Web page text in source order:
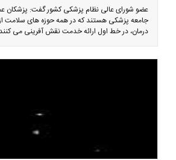
عضو شورای عالی نظام پزشکی کشور گفت: پزشکان
جامعه پزشکی هستند که در همه حوزه های سلامت
درمان، در خط اول ارائه خدمت نقش آفرینی می